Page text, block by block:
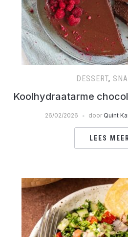
DESSERT,
Koolhydraatarme
26/02/2026 door Quint
LEES MEER